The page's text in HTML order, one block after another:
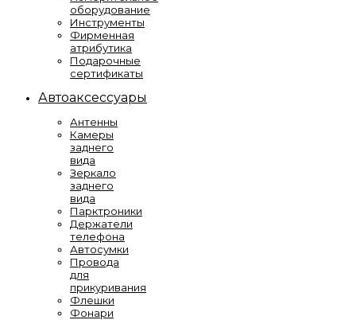
оборудование
Инструменты
Фирменная
атрибутика
Подарочные
сертификаты
Автоаксессуары
Антенны
Камеры
заднего
вида
Зеркало
заднего
вида
Парктроники
Держатели
телефона
Автосумки
Провода
для
прикуривания
Флешки
Фонари